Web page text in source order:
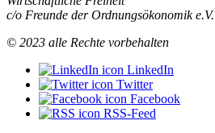
c/o Freunde der Ordnungsökonomik e.V.
© 2023 alle Rechte vorbehalten
LinkedIn
Twitter
Facebook
RSS-Feed